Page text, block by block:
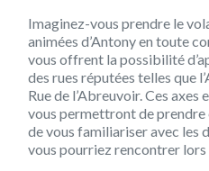
Imaginez-vous prendre le
animées d’Antony en toute
vous offrent la possibilité
des rues réputées telles que
Rue de l’Abreuvoir. Ces
vous permettront de prendre
de vous familiariser avec les
vous pourriez rencontrer lors